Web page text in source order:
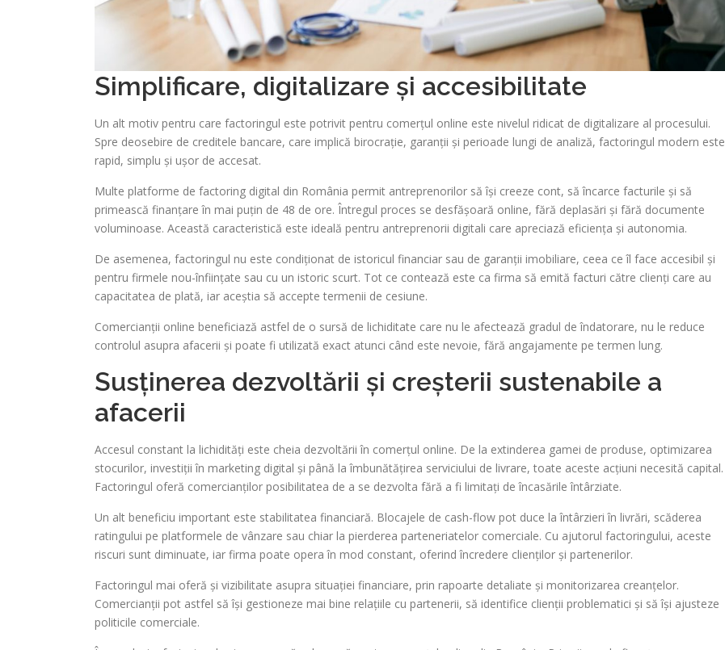
Simplificare, digitalizare și accesibilitate
Un alt motiv pentru care factoringul este potrivit pentru comerțul online este nivelul ridicat de digitalizare al procesului.
Spre deosebire de creditele bancare, care implică birocrație, garanții și perioade lungi de analiză, factoringul modern este
rapid, simplu și ușor de accesat.
Multe platforme de factoring digital din România permit antreprenorilor să își creeze cont, să încarce facturile și să
primească finanțare în mai puțin de 48 de ore. Întregul proces se desfășoară online, fără deplasări și fără documente
voluminoase. Această caracteristică este ideală pentru antreprenorii digitali care apreciază eficiența și autonomia.
De asemenea, factoringul nu este condiționat de istoricul financiar sau de garanții imobiliare, ceea ce îl face accesibil și
pentru firmele nou-înființate sau cu un istoric scurt. Tot ce contează este ca firma să emită facturi către clienți care au
capacitatea de plată, iar aceștia să accepte termenii de cesiune.
Comercianții online beneficiază astfel de o sursă de lichiditate care nu le afectează gradul de îndatorare, nu le reduce
controlul asupra afacerii și poate fi utilizată exact atunci când este nevoie, fără angajamente pe termen lung.
Susținerea dezvoltării și creșterii sustenabile a
afacerii
Accesul constant la lichidități este cheia dezvoltării în comerțul online. De la extinderea gamei de produse, optimizarea
stocurilor, investiții în marketing digital și până la îmbunătățirea serviciului de livrare, toate aceste acțiuni necesită capital.
Factoringul oferă comercianților posibilitatea de a se dezvolta fără a fi limitați de încasările întârziate.
Un alt beneficiu important este stabilitatea financiară. Blocajele de cash-flow pot duce la întârzieri în livrări, scăderea
ratingului pe platformele de vânzare sau chiar la pierderea parteneriatelor comerciale. Cu ajutorul factoringului, aceste
riscuri sunt diminuate, iar firma poate opera în mod constant, oferind încredere clienților și partenerilor.
Factoringul mai oferă și vizibilitate asupra situației financiare, prin rapoarte detaliate și monitorizarea creanțelor.
Comercianții pot astfel să își gestioneze mai bine relațiile cu partenerii, să identifice clienții problematici și să își ajusteze
politicile comerciale.